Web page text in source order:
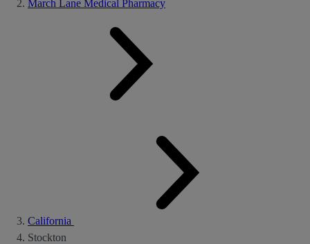
March Lane Medical Pharmacy
California
Stockton